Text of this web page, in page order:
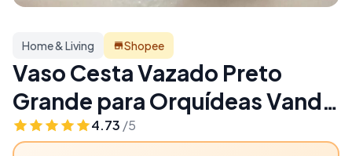
Home & Living Shopee
Vaso Cesta Vazado Preto
Grande para Orquídeas Vanda
ou Stanhopea | Home & Living
4.73 /5